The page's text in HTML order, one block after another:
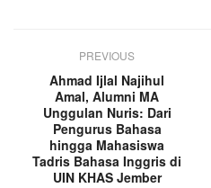
PREVIOUS
Ahmad Ijlal Najihul
Amal, Alumni MA
Unggulan Nuris: Dari
Pengurus Bahasa
hingga Mahasiswa
Tadris Bahasa Inggris di
UIN KHAS Jember